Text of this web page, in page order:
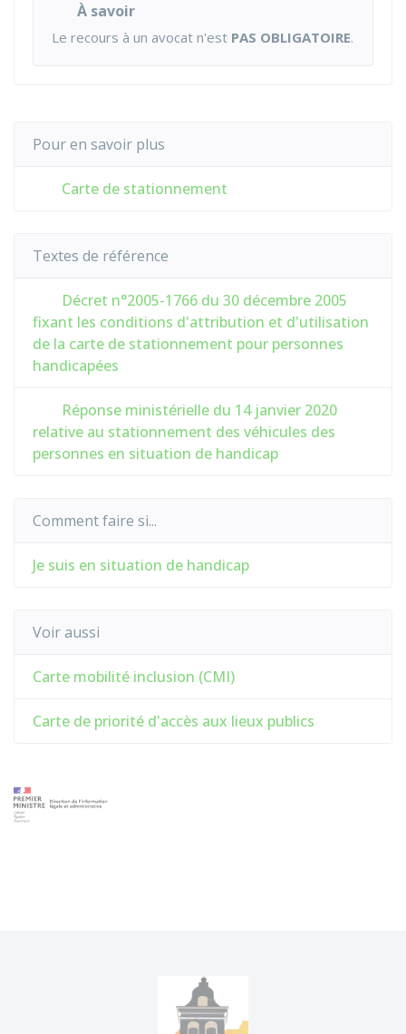
À savoir
Le recours à un avocat n'est PAS OBLIGATOIRE.
Pour en savoir plus
Carte de stationnement
Textes de référence
Décret n°2005-1766 du 30 décembre 2005
fixant les conditions d'attribution et d'utilisation
de la carte de stationnement pour personnes
handicapées
Réponse ministérielle du 14 janvier 2020
relative au stationnement des véhicules des
personnes en situation de handicap
Comment faire si...
Je suis en situation de handicap
Voir aussi
Carte mobilité inclusion (CMI)
Carte de priorité d'accès aux lieux publics